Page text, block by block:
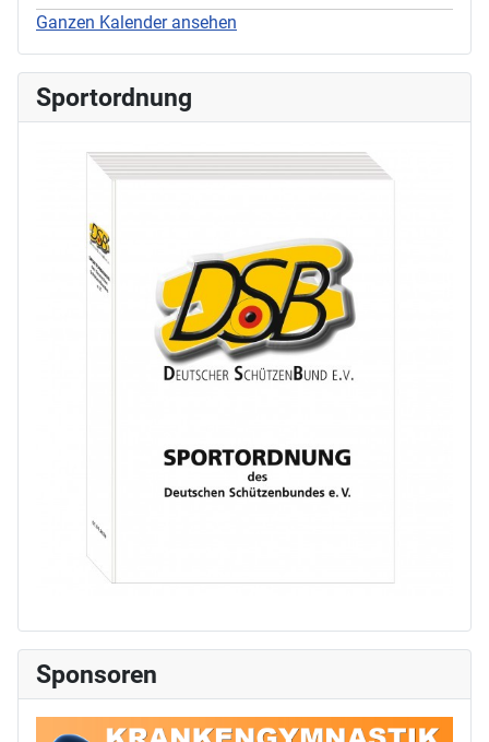
Ganzen Kalender ansehen
Sportordnung
Sponsoren